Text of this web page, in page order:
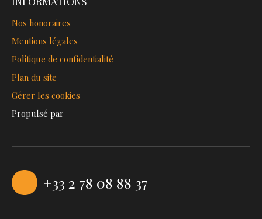
Nos honoraires
Mentions légales
Politique de confidentialité
Plan du site
Gérer les cookies
Propulsé par
+33 2 78 08 88 37